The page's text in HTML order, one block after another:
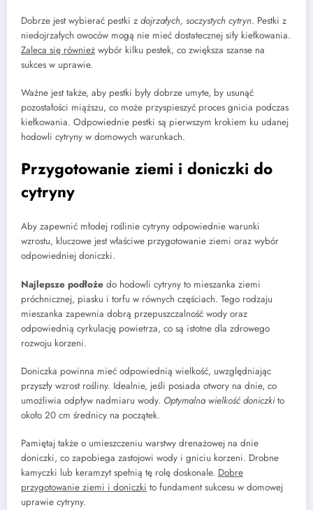
Dobrze jest wybierać pestki z dojrzałych, soczystych cytryn. Pestki z
niedojrzałych owoców mogą nie mieć dostatecznej siły kiełkowania.
Zaleca się również wybór kilku pestek, co zwiększa szanse na
sukces w uprawie.
Ważne jest także, aby pestki były dobrze umyte, by usunąć
pozostałości miąższu, co może przyspieszyć proces gnicia podczas
kiełkowania. Odpowiednie pestki są pierwszym krokiem ku udanej
hodowli cytryny w domowych warunkach.
Przygotowanie ziemi i doniczki do
cytryny
Aby zapewnić młodej roślinie cytryny odpowiednie warunki
wzrostu, kluczowe jest właściwe przygotowanie ziemi oraz wybór
odpowiedniej doniczki.
Najlepsze podłoże do hodowli cytryny to mieszanka ziemi
próchnicznej, piasku i torfu w równych częściach. Tego rodzaju
mieszanka zapewnia dobrą przepuszczalność wody oraz
odpowiednią cyrkulację powietrza, co są istotne dla zdrowego
rozwoju korzeni.
Doniczka powinna mieć odpowiednią wielkość, uwzględniając
przyszły wzrost rośliny. Idealnie, jeśli posiada otwory na dnie, co
umożliwia odpływ nadmiaru wody. Optymalna wielkość doniczkito
około 20 cm średnicy na początek.
Pamiętaj także o umieszczeniu warstwy drenażowej na dnie
doniczki, co zapobiega zastojowi wody i gniciu korzeni. Drobne
kamyczki lub keramzyt spełnią tę rolę doskonale. Dobre
przygotowanie ziemi i doniczki to fundament sukcesu w domowej
uprawie cytryny.